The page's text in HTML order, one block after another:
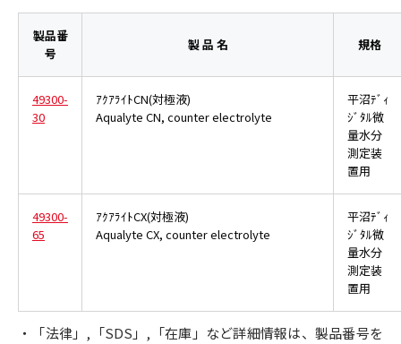
製品番
号
製 品 名 規格
49300-
30
ｱｸｱﾗｲﾄCN(対極液)
Aqualyte CN, counter electrolyte
平沼ﾃﾞｨ
ｼﾞﾀﾙ微
量水分
測定装
置用
49300-
65
ｱｸｱﾗｲﾄCX(対極液)
Aqualyte CX, counter electrolyte
平沼ﾃﾞｨ
ｼﾞﾀﾙ微
量水分
測定装
置用
・「法律」,「SDS」,「在庫」など詳細情報は、製品番号を